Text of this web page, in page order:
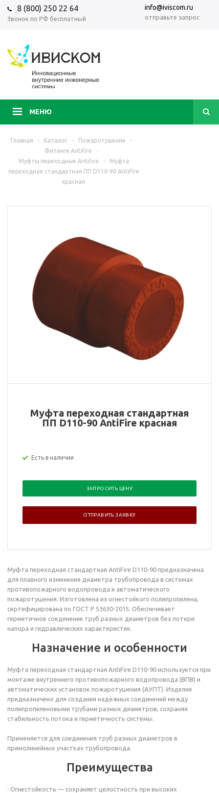
8 (800) 250 22 64
Звонок по РФ бесплатный
info@iviscom.ru
отправьте запрос
МЕНЮ
Главная - Каталог - Пожаротушение
-
Фитинги Antifire
-
Муфты переходные Antifire
-
Муфта
переходная стандартная ПП D110-90 AntiFire
красная
Муфта переходная стандартная
ПП D110-90 AntiFire красная
Есть в наличии
ЗАПРОСИТЬ ЦЕНУ
ОТПРАВИТЬ ЗАЯВКУ
Муфта переходная стандартная AntiFire D110-90 предназначена
для плавного изменения диаметра трубопровода в системах
противопожарного водопровода и автоматического
пожаротушения. Изготовлена из огнестойкого полипропилена,
сертифицирована по ГОСТ Р 53630-2015. Обеспечивает
герметичное соединение труб разных диаметров без потери
напора и гидравлических характеристик.
Назначение и особенности
Муфта переходная стандартная AntiFire D110-90 используется при
монтаже внутреннего противопожарного водопровода (ВПВ) и
автоматических установок пожаротушения (АУПТ). Изделие
предназначено для создания надёжных соединений между
полипропиленовыми трубами разных диаметров, сохраняя
стабильность потока и герметичность системы.
Применяется для соединения труб разных диаметров в
прямолинейных участках трубопровода.
Преимущества
· Огнестойкость — сохраняет целостность при высоких